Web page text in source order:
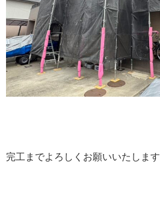
完工までよろしくお願いいたします